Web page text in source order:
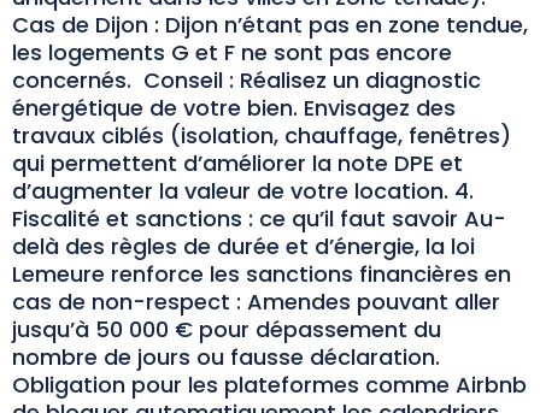
Cas de Dijon : Dijon n’étant pas en zone tendue,
les logements G et F ne sont pas encore
concernés. Conseil : Réalisez un diagnostic
énergétique de votre bien. Envisagez des
travaux ciblés (isolation, chauffage, fenêtres)
qui permettent d’améliorer la note DPE et
d’augmenter la valeur de votre location. 4.
Fiscalité et sanctions : ce qu’il faut savoir Au-
delà des règles de durée et d’énergie, la loi
Lemeure renforce les sanctions financières en
cas de non-respect : Amendes pouvant aller
jusqu’à 50 000 € pour dépassement du
nombre de jours ou fausse déclaration.
Obligation pour les plateformes comme Airbnb